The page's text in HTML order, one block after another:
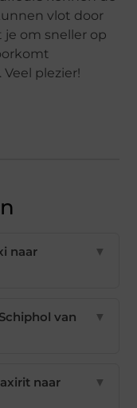
vlot door
om sneller op
plezier!
naar
▼
van
▼
naar
▼